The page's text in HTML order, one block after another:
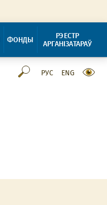
ФОНДЫ
РЭЕСТР
АРГАНІЗАТАРАЎ
РУС ENG